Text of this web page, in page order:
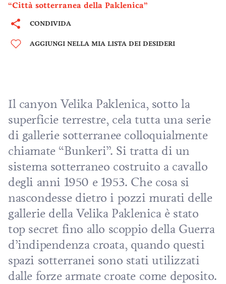
“Città sotterranea della Paklenica”
CONDIVIDA
AGGIUNGI NELLA MIA LISTA DEI DESIDERI
Il canyon Velika Paklenica, sotto la
superficie terrestre, cela tutta una serie
di gallerie sotterranee colloquialmente
chiamate “Bunkeri”. Si tratta di un
sistema sotterraneo costruito a cavallo
degli anni 1950 e 1953. Che cosa si
nascondesse dietro i pozzi murati delle
gallerie della Velika Paklenica è stato
top secret fino allo scoppio della Guerra
d’indipendenza croata, quando questi
spazi sotterranei sono stati utilizzati
dalle forze armate croate come deposito.